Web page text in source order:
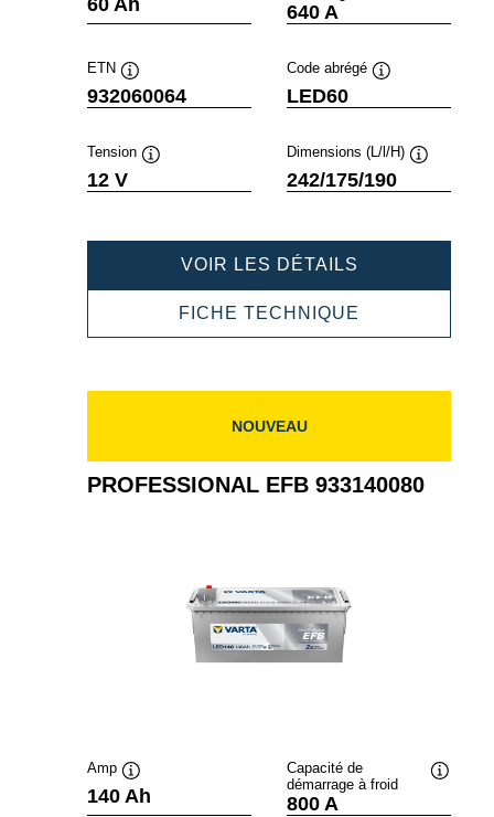
60 Ah 640 A
ETN
Infobulle
932060064
Code abrégé
LED60
Tension
12 V
Dimensions (L/l/H)
242/175/190
VOIR LES DÉTAILS
932060064
FICHE TECHNIQUE
NOUVEAU
PROFESSIONAL EFB 933140080
Amp
Infobulle
140 Ah
Capacité de
démarrage à froid
800 A